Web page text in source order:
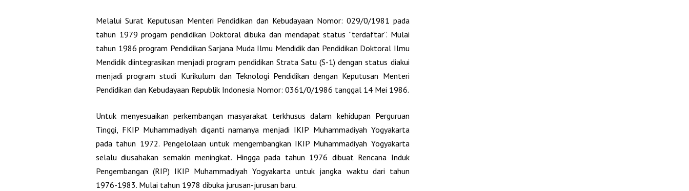
Melalui Surat Keputusan Menteri Pendidikan dan Kebudayaan Nomor: 029/0/1981 pada
tahun 1979 progam pendidikan Doktoral dibuka dan mendapat status ”terdaftar”. Mulai
tahun 1986 program Pendidikan Sarjana Muda Ilmu Mendidik dan Pendidikan Doktoral Ilmu
Mendidik diintegrasikan menjadi program pendidikan Strata Satu (S-1) dengan status diakui
menjadi program studi Kurikulum dan Teknologi Pendidikan dengan Keputusan Menteri
Pendidikan dan Kebudayaan Republik Indonesia Nomor: 0361/0/1986 tanggal 14 Mei 1986.
Untuk menyesuaikan perkembangan masyarakat terkhusus dalam kehidupan Perguruan
Tinggi, FKIP Muhammadiyah diganti namanya menjadi IKIP Muhammadiyah Yogyakarta
pada tahun 1972. Pengelolaan untuk mengembangkan IKIP Muhammadiyah Yogyakarta
selalu diusahakan semakin meningkat. Hingga pada tahun 1976 dibuat Rencana Induk
Pengembangan (RIP) IKIP Muhammadiyah Yogyakarta untuk jangka waktu dari tahun
1976-1983. Mulai tahun 1978 dibuka jurusan-jurusan baru.